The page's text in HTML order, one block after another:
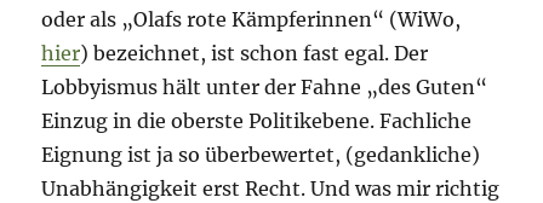
oder als „Olafs rote Kämpferinnen“ (WiWo,
hier) bezeichnet, ist schon fast egal. Der
Lobbyismus hält unter der Fahne „des Guten“
Einzug in die oberste Politikebene. Fachliche
Eignung ist ja so überbewertet, (gedankliche)
Unabhängigkeit erst Recht. Und was mir richtig